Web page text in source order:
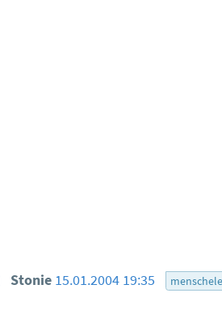
Stonie 15.01.2004 19:35